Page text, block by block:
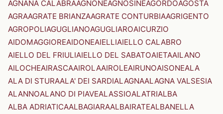
AGNANA CALABRAAGNONEAGNOSINEAGORDOAGOSTA
AGRAAGRATE BRIANZAAGRATE CONTURBIAAGRIGENTO
AGROPOLIAGUGLIANOAGUGLIAROAICURZIO
AIDOMAGGIOREAIDONEAIELLIAIELLO CALABRO
AIELLO DEL FRIULIAIELLO DEL SABATOAIETAAILANO
AILOCHEAIRASCAAIROLAAIROLEAIRUNOAISONEALA
ALA DI STURAALA' DEI SARDIALAGNAALAGNA VALSESIA
ALANNOALANO DI PIAVEALASSIOALATRIALBA
ALBA ADRIATICAALBAGIARAALBAIRATEALBANELLA